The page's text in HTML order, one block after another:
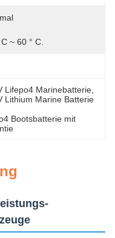
~ 60 ° C.
Lifepo4 Marinebatterie
Lithium Marine Batterie
Bootsbatterie mit